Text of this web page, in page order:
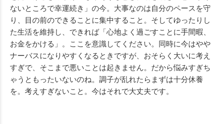
ないところで幸運続き」の今。大事なのは自分のペースを守
り、目の前のできることに集中すること。そしてゆったりし
た生活を維持し、できれば「心地よく過ごすことに手間暇、
お金をかける」。ここを意識してください。同時に今はやや
ナーバスになりやすくなるときですが、おそらく大いに考え
すぎで、そこまで悪いことは起きません。だから悩みすぎち
ゃうともったいないのね。調子が乱れたらまずは十分休養
を。考えすぎないこと。今はそれで大丈夫です。